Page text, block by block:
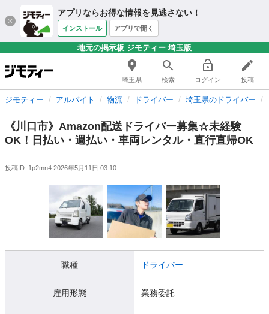
アプリならお得な情報を見逃さない！
インストール アプリで開く
地元の掲示板 ジモティー 埼玉版
埼玉県 検索 ログイン 投稿
ジモティー アルバイト 物流 ドライバー 埼玉県のドライバー
《川口市》Amazon配送ドライバー募集☆未経験
OK！日払い・週払い・車両レンタル・直行直帰OK
投稿ID: 1p2mn4 2026年5月11日 03:10
職種 ドライバー
雇用形態 業務委託